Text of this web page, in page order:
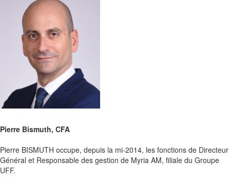
Pierre Bismuth, CFA
Pierre BISMUTH occupe, depuis la mi-2014, les fonctions de Directeur
Général et Responsable des gestion de Myria AM, filiale du Groupe
UFF.